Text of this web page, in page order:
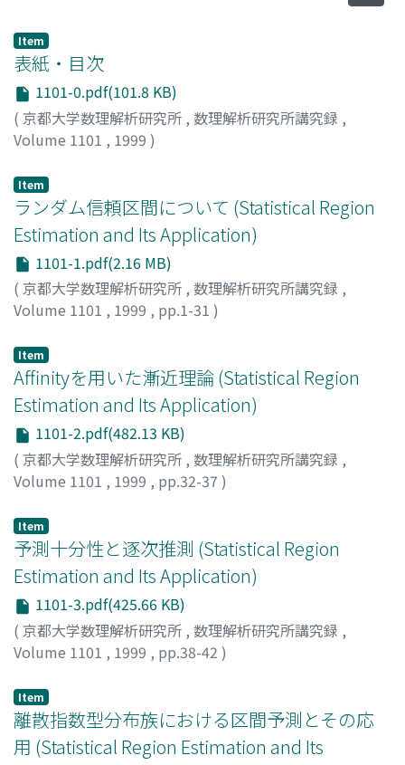
Item
表紙・目次
1101-0.pdf(101.8 KB)
( 京都大学数理解析研究所 , 数理解析研究所講究録 ,
Volume 1101 , 1999 )
Item
ランダム信頼区間について (Statistical Region
Estimation and Its Application)
1101-1.pdf(2.16 MB)
( 京都大学数理解析研究所 , 数理解析研究所講究録 ,
Volume 1101 , 1999 , pp.1-31 )
Item
Affinityを用いた漸近理論 (Statistical Region
Estimation and Its Application)
1101-2.pdf(482.13 KB)
( 京都大学数理解析研究所 , 数理解析研究所講究録 ,
Volume 1101 , 1999 , pp.32-37 )
Item
予測十分性と逐次推測 (Statistical Region
Estimation and Its Application)
1101-3.pdf(425.66 KB)
( 京都大学数理解析研究所 , 数理解析研究所講究録 ,
Volume 1101 , 1999 , pp.38-42 )
ニシヒラ, ユウジ
Item
離散指数型分布族における区間予測とその応
用 (Statistical Region Estimation and Its